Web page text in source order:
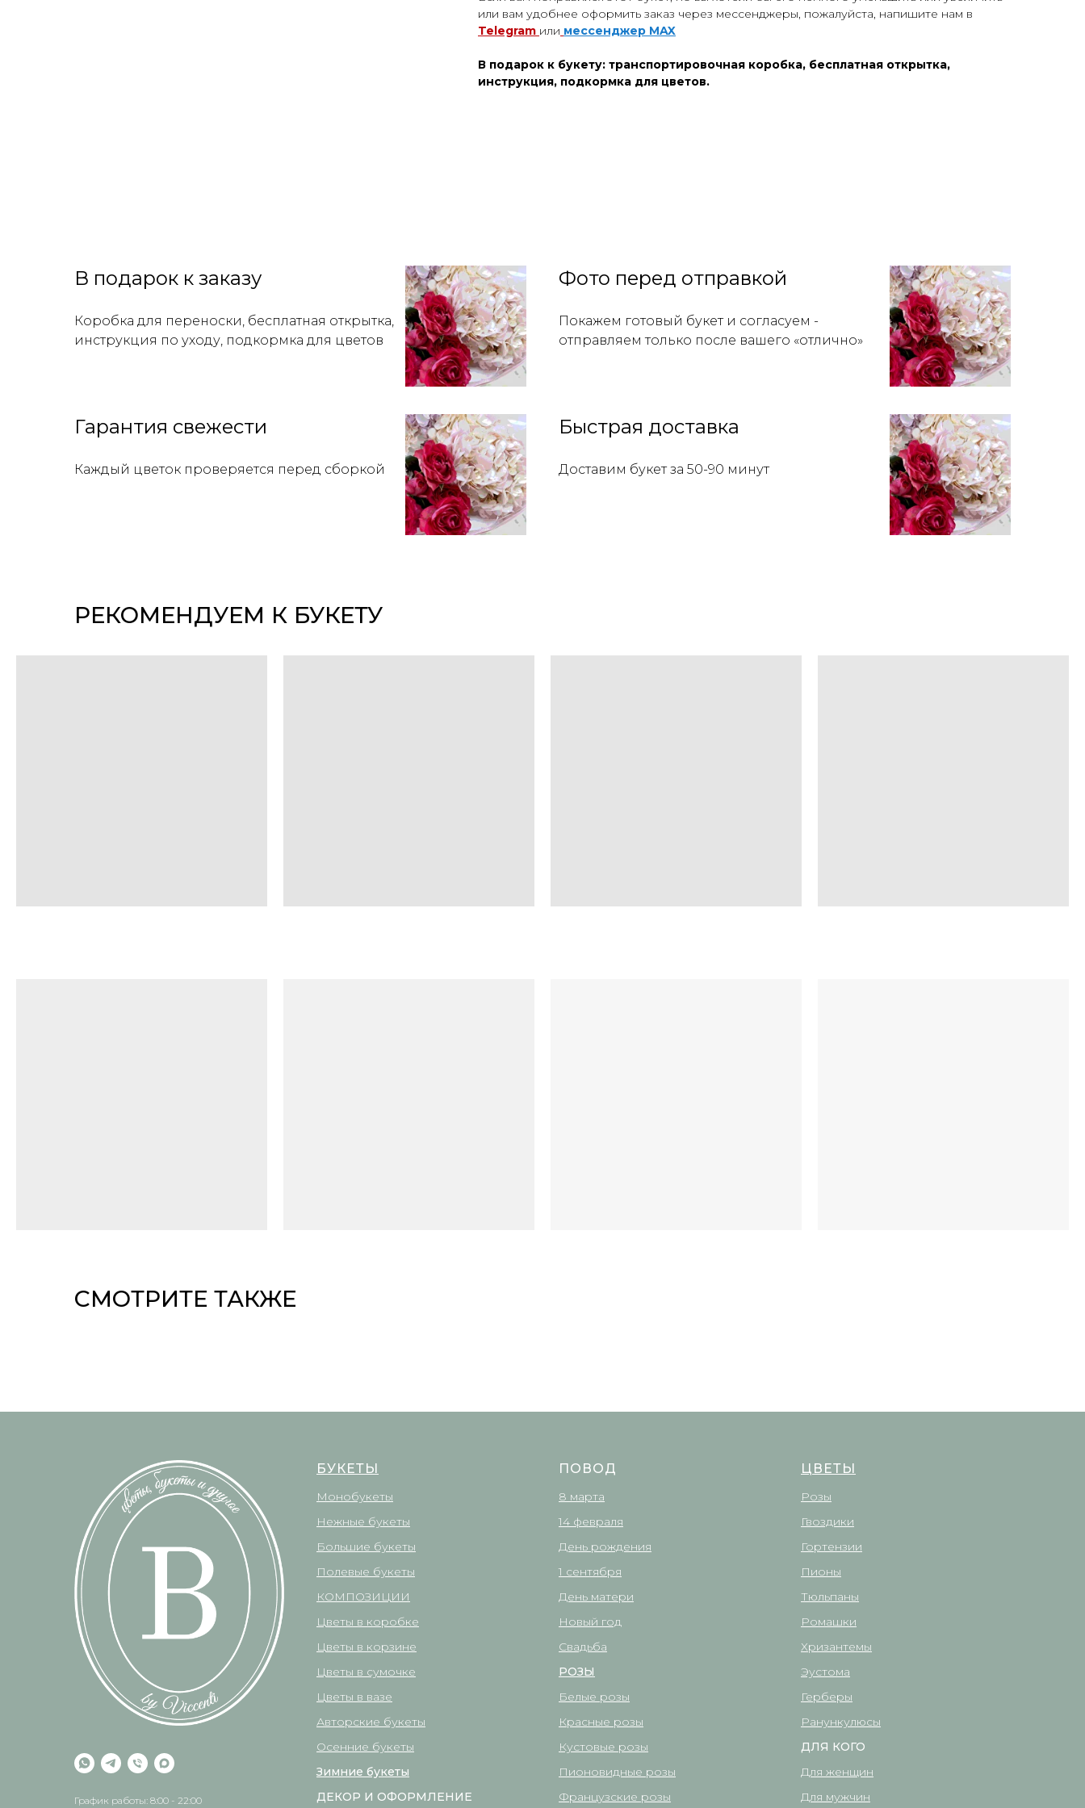
или вам удобнее оформить заказ через мессенджеры, пожалуйста, напишите нам в
Telegram или мессенджер MAX
В подарок к букету: транспортировочная коробка, бесплатная открытка,
инструкция, подкормка для цветов.
В подарок к заказу
Коробка для переноски, бесплатная открытка,
инструкция по уходу, подкормка для цветов
Фото перед отправкой
Покажем готовый букет и согласуем -
отправляем только после вашего «отлично»
Гарантия свежести
Каждый цветок проверяется перед сборкой
Быстрая доставка
Доставим букет за 50-90 минут
РЕКОМЕНДУЕМ К БУКЕТУ
СМОТРИТЕ ТАКЖЕ
График работы: 8:00 - 22:00
БУКЕТЫ
Монобукеты
Нежные букеты
Большие букеты
Полевые букеты
КОМПОЗИЦИИ
Цветы в коробке
Цветы в корзине
Цветы в сумочке
Цветы в вазе
Авторские букеты
Осенние букеты
Зимние букеты
ДЕКОР И ОФОРМЛЕНИЕ
ПОВОД
8 марта
14 февраля
День рождения
1 сентября
День матери
Новый год
Свадьба
РОЗЫ
Белые розы
Красные розы
Кустовые розы
Пионовидные розы
Французские розы
ЦВЕТЫ
Розы
Гвоздики
Гортензии
Пионы
Тюльпаны
Ромашки
Хризантемы
Эустома
Герберы
Ранункулюсы
ДЛЯ КОГО
Для женщин
Для мужчин